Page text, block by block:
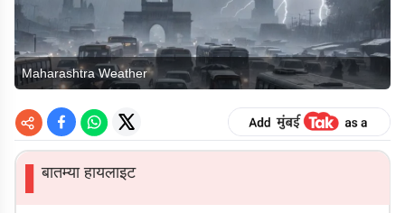
Maharashtra Weather
▌बातम्या हायलाइट